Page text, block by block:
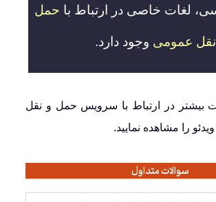
لغات خاصی در ارتباط با حمل
عمومی وجود دارد.
بیشتر در ارتباط با سرویس حمل و نقل
را مشاهده نمایید.
سوالات متداول